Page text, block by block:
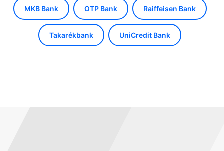
MKB Bank OTP Bank Raiffeisen Bank
Takarékbank UniCredit Bank